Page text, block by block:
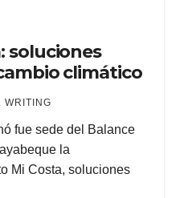
soluciones
climático
WRITING
fue sede del Balance
la
Mi Costa, soluciones